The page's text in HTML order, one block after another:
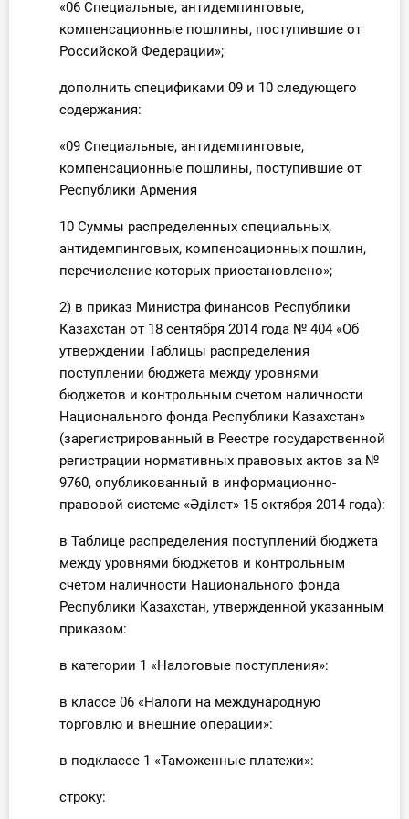
«06 Специальные, антидемпинговые,
компенсационные пошлины, поступившие от
Российской Федерации»;
дополнить спецификами 09 и 10 следующего
содержания:
«09 Специальные, антидемпинговые,
компенсационные пошлины, поступившие от
Республики Армения
10 Суммы распределенных специальных,
антидемпинговых, компенсационных пошлин,
перечисление которых приостановлено»;
2) в приказ Министра финансов Республики
Казахстан от 18 сентября 2014 года № 404 «Об
утверждении Таблицы распределения
поступлении бюджета между уровнями
бюджетов и контрольным счетом наличности
Национального фонда Республики Казахстан»
(зарегистрированный в Реестре государственной
регистрации нормативных правовых актов за №
9760, опубликованный в информационно-
правовой системе «Әділет» 15 октября 2014 года):
в Таблице распределения поступлений бюджета
между уровнями бюджетов и контрольным
счетом наличности Национального фонда
Республики Казахстан, утвержденной указанным
приказом:
в категории 1 «Налоговые поступления»:
в классе 06 «Налоги на международную
торговлю и внешние операции»:
в подклассе 1 «Таможенные платежи»:
строку: